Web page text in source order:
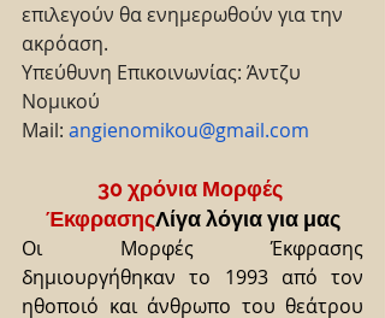
επιλεγούν θα ενημερωθούν για την
ακρόαση.
Υπεύθυνη Επικοινωνίας: Άντζυ
Νομικού
Mail: angienomikou@gmail.com
30 χρόνια Μορφές
ΈκφρασηςΛίγα λόγια για μας
Οι Μορφές Έκφρασης
δημιουργήθηκαν το 1993 από τον